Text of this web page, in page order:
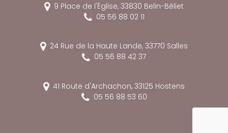
9 Place de l'Église, 33830 Belin-Béliet
05 56 88 02 11
24 Rue de la Haute Lande, 33770 Salles
05 56 88 42 37
41 Route d'Archachon, 33125 Hostens
05 56 88 53 60